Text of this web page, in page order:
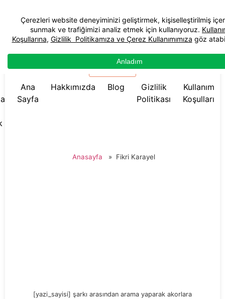
☰ Menü
Ana
Sayfa
Hakkımızda Blog
Gizlilik
Politikası
Kullanım
Koşulları
Anasayfa » Fikri Karayel
[yazi_sayisi] şarkı arasından arama yaparak akorlara